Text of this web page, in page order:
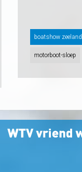
boatshow zeeland
motorboot-sloep